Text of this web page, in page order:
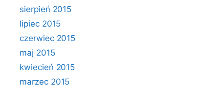
sierpień 2015
lipiec 2015
czerwiec 2015
maj 2015
kwiecień 2015
marzec 2015